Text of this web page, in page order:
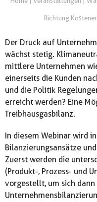
Richtung
Der Druck auf
wächst stetig.
mittlere Unternehmen
einerseits die Kunden
und die Politik
erreicht werden? Eine
Treibhausgasbilanz.
In diesem Webinar wird
Bilanzierungsansätze
Zuerst werden die
(Produkt-, Prozess- und
vorgestellt, um sich